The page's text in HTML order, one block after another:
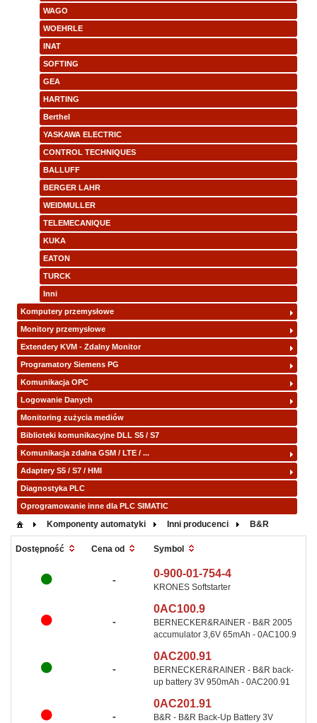
WAGO
WOEHRLE
INAT
SOFTING
GEA
HARTING
Berthel
YASKAWA ELECTRIC
CONTROL TECHNIQUES
BALLUFF
BERGER LAHR
WEIDMULLER
TELEMECANIQUE
KUKA
EATON
TURCK
Inni
Komputery przemysłowe
Monitory przemysłowe
Extendery KVM - Zdalny Monitor
Programatory Siemens PG
Komunikacja OPC
Logowanie Danych
Monitoring zużycia mediów
Biblioteki komunikacyjne DLL S5 / S7
Komunikacja zdalna GSM / LTE / ...
Adaptery S5 / S7 / HMI
Diagnostyka PLC
Oprogramowanie inne dla PLC SIMATIC
Komponenty automatyki Inni producenci B&R
Dostępność Cena od Symbol
- 0-900-01-754-4
KRONES Softstarter
-
0AC100.9
BERNECKER&RAINER - B&R 2005
accumulator 3,6V 65mAh - 0AC100.9
-
0AC200.91
BERNECKER&RAINER - B&R back-
up battery 3V 950mAh - 0AC200.91
-
0AC201.91
B&R - B&R Back-Up Battery 3V